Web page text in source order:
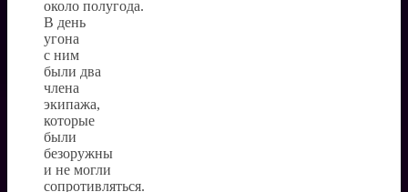
около полугода.
В день
угона
с ним
были два
члена
экипажа,
которые
были
безоружны
и не могли
сопротивляться.